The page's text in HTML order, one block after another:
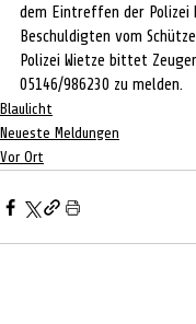
dem Eintreffen der Polizei
Beschuldigten vom
Polizei Wietze bittet
05146/986230 zu melden.
Blaulicht
Neueste Meldungen
Vor Ort